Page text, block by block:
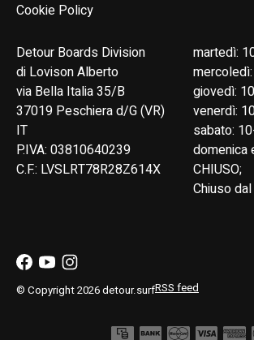
Cookie Policy
Detour Boards Division
di Lovison Alberto
via Bella Italia 35/B
37019 Peschiera d/G (VR)
IT
P.IVA: 03810640239
C.F.: LVSLRT78R28Z614X
martedì:
giovedì:
venerdì:
sabato:
domenica
CHIUSO;
Chiuso
© Copyright 2026 detour.surfRSS feed
English